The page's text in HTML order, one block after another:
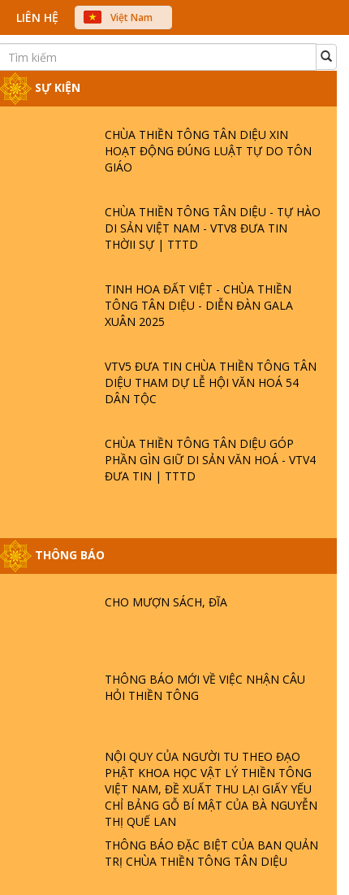
LIÊN HỆ
Việt Nam
中文
SỰ KIỆN
CHÙA THIỀN TÔNG TÂN DIỆU XIN
HOẠT ĐỘNG ĐÚNG LUẬT TỰ DO TÔN
GIÁO
CHÙA THIỀN TÔNG TÂN DIỆU - TỰ HÀO
DI SẢN VIỆT NAM - VTV8 ĐƯA TIN
THỜII SỰ | TTTD
TINH HOA ĐẤT VIỆT - CHÙA THIỀN
TÔNG TÂN DIỆU - DIỄN ĐÀN GALA
XUÂN 2025
VTV5 ĐƯA TIN CHÙA THIỀN TÔNG TÂN
DIỆU THAM DỰ LỄ HỘI VĂN HOÁ 54
DÂN TỘC
CHÙA THIỀN TÔNG TÂN DIỆU GÓP
PHẦN GÌN GIỮ DI SẢN VĂN HOÁ - VTV4
ĐƯA TIN | TTTD
THÔNG BÁO
CHO MƯỢN SÁCH, ĐĨA
THÔNG BÁO MỚI VỀ VIỆC NHẬN CÂU
HỎI THIỀN TÔNG
NỘI QUY CỦA NGƯỜI TU THEO ĐẠO
PHẬT KHOA HỌC VẬT LÝ THIỀN TÔNG
VIỆT NAM, ĐỀ XUẤT THU LẠI GIẤY YẾU
CHỈ BẢNG GỖ BÍ MẬT CỦA BÀ NGUYỄN
THỊ QUẾ LAN
THÔNG BÁO ĐẶC BIỆT CỦA BAN QUẢN
TRỊ CHÙA THIỀN TÔNG TÂN DIỆU
HỘI GÌ? TỬ VÌ ĐẠO
PHẬT GIỚI CÓ THỜI GIAN KHÔNG? |
TTTD
LÀ AI? QUỶ SA TĂNG? | TTTD
GIẢI ĐÁP THIỀN TÔNG ĐẶC BIỆT P22 - TẠI
SAO TRÁI ĐẤT NHIỀU THIÊN TAI - LŨ LỤT
- HỎA HOẠN | TTTD